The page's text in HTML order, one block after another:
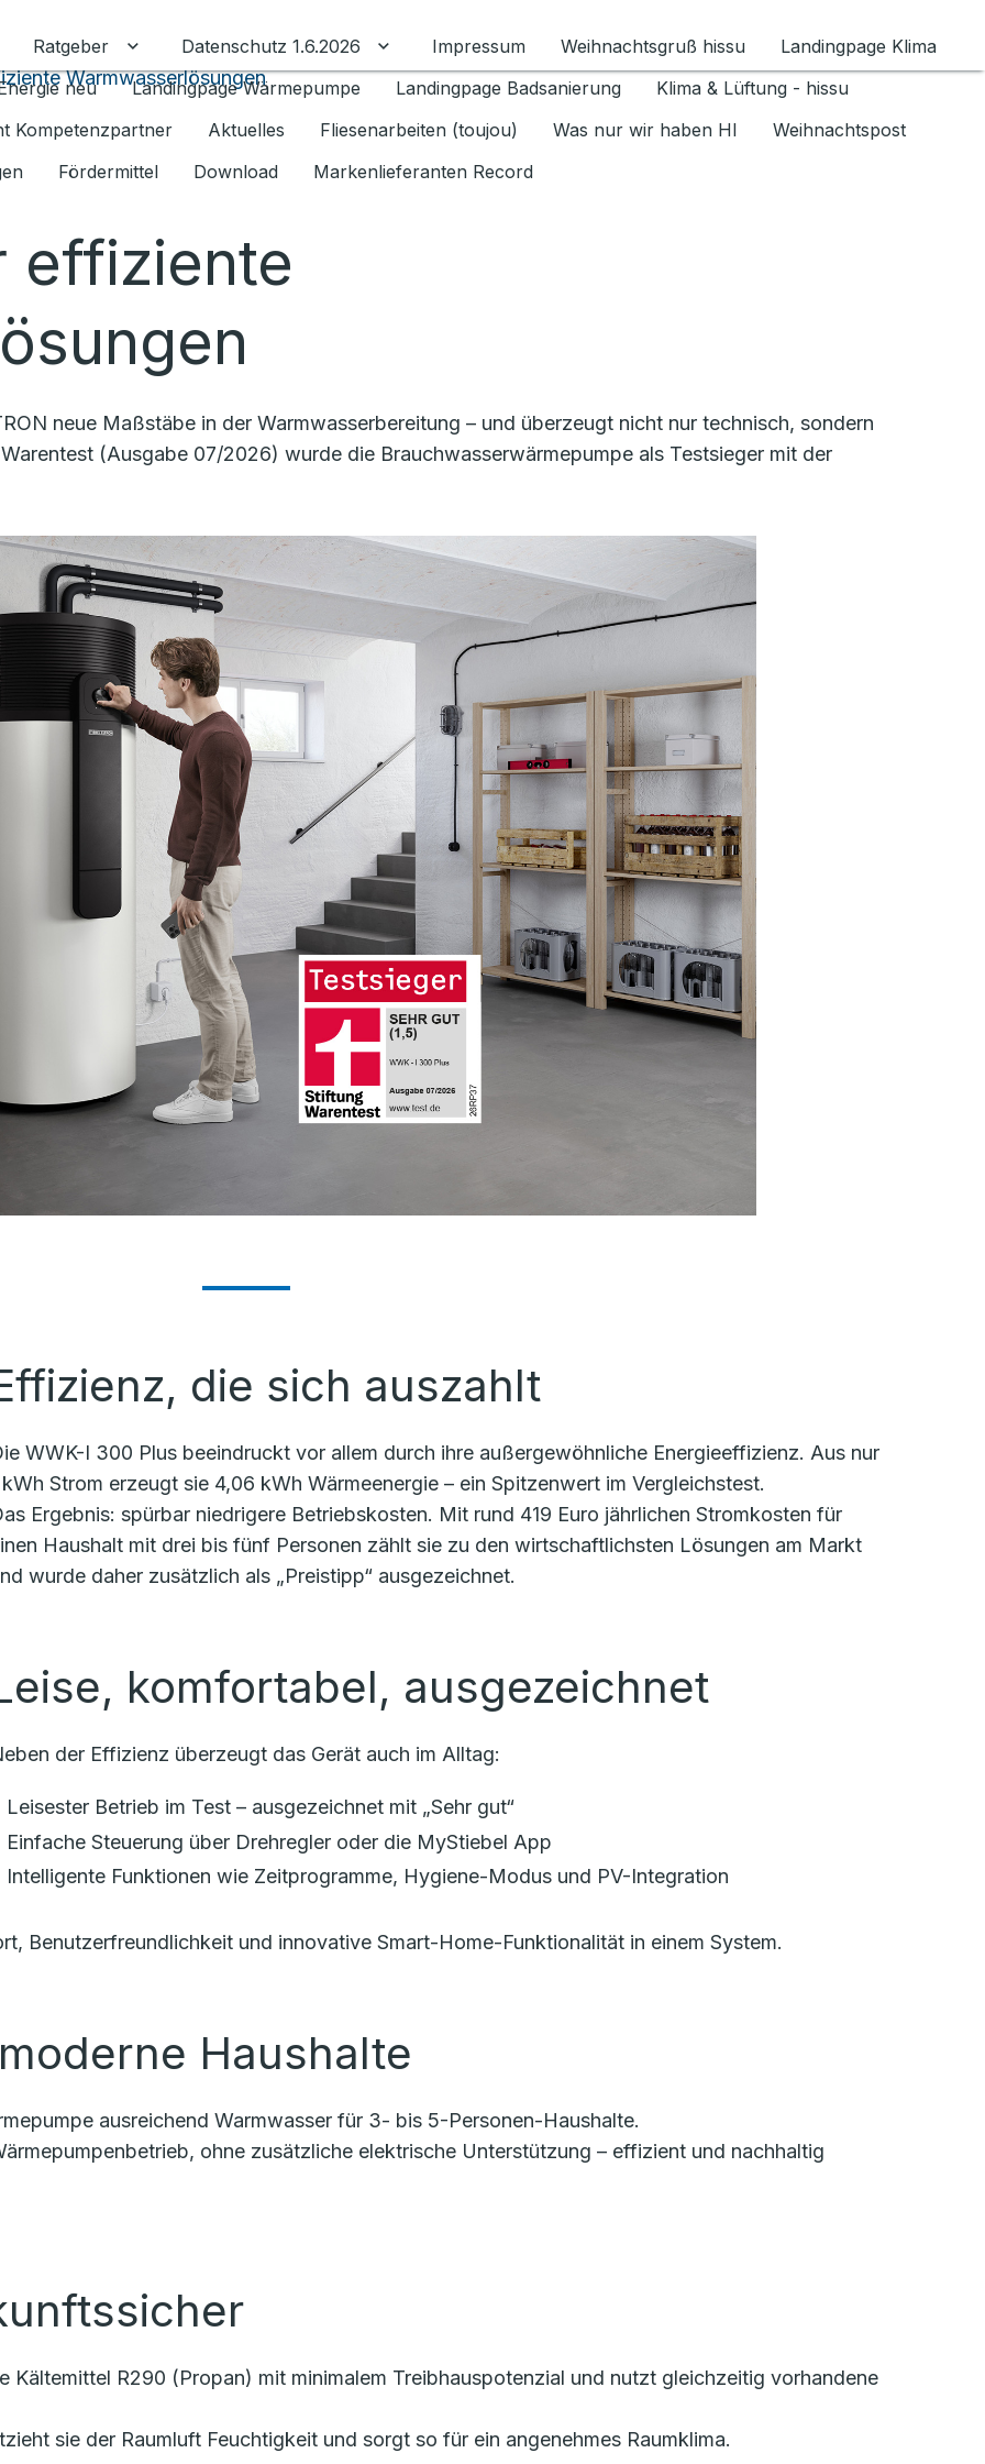
Ratgeber Untermenü für Ratgeber umschalten
Datenschutz 1.6.2026 Untermenü für Datenschutz 1.6.2026 umschalten
Impressum Weihnachtsgruß hissu
Landingpage Klima
neu
Landingpage Wärmepumpe Landingpage Badsanierung
Klima & Lüftung - hissu
Kompetenzpartner
Aktuelles Fliesenarbeiten (toujou) Was nur wir haben HI
Weihnachtspost
Fördermittel Download Markenlieferanten Record
Warmwasserlösungen
effiziente
neue Maßstäbe in der Warmwasserbereitung – und überzeugt nicht nur technisch, sondern
(Ausgabe 07/2026) wurde die Brauchwasserwärmepumpe als Testsieger mit der
die sich auszahlt
WWK-I 300 Plus beeindruckt vor allem durch ihre außergewöhnliche Energieeffizienz. Aus nur
kWh Strom erzeugt sie 4,06 kWh Wärmeenergie – ein Spitzenwert im Vergleichstest.
Ergebnis: spürbar niedrigere Betriebskosten. Mit rund 419 Euro jährlichen Stromkosten für
Haushalt mit drei bis fünf Personen zählt sie zu den wirtschaftlichsten Lösungen am Markt
wurde daher zusätzlich als „Preistipp“ ausgezeichnet.
komfortabel, ausgezeichnet
der Effizienz überzeugt das Gerät auch im Alltag:
Leisester Betrieb im Test – ausgezeichnet mit „Sehr gut“
Einfache Steuerung über Drehregler oder die MyStiebel App
Intelligente Funktionen wie Zeitprogramme, Hygiene-Modus und PV-Integration
Benutzerfreundlichkeit und innovative Smart-Home-Funktionalität in einem System.
Haushalte
ausreichend Warmwasser für 3- bis 5-Personen-Haushalte.
ohne zusätzliche elektrische Unterstützung – effizient und nachhaltig
R290 (Propan) mit minimalem Treibhauspotenzial und nutzt gleichzeitig vorhandene
sie der Raumluft Feuchtigkeit und sorgt so für ein angenehmes Raumklima.